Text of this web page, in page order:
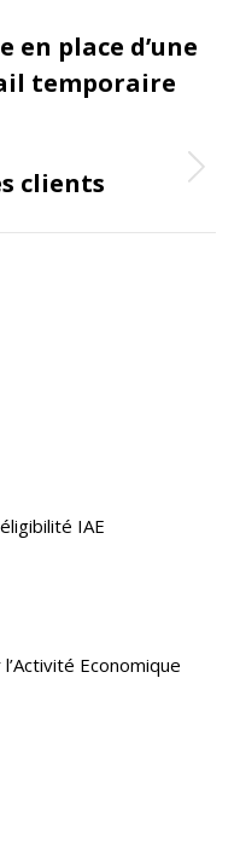
place d’une
temporaire
clients
IAE
Economique